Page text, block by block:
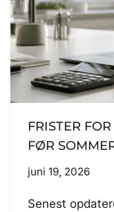
FRISTER
FØR
juni 19, 2026
Senest